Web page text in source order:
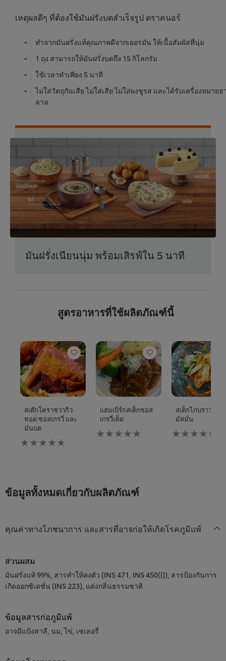
เหตุผลดีๆ ที่ต้องใช้มันฝรั่งบดสำเร็จรูป ตราคนอร์
ทำจากมันฝรั่งแท้คุณภาพดีจากเยอรมัน ให้เนื้อสัมผัสที่นุ่ม
1 ถุง สามารถให้มันฝรั่งบดถึง 15 กิโลกรัม
ใช้เวลาทำเพียง 5 นาที
ไม่ใส่วัตถุกันเสีย ไม่ใส่เสีย ไม่ใส่ผงชูรส และได้รับเครื่องหมายฮ
ลาล
มันฝรั่งเนียนนุ่ม พร้อมเสิรฟ์ใน 5 นาที
สูตรอาหารที่ใช้ผลิตภัณฑ์นี้
สเต๊กโคราชวากิว
ทอด ซอสเกรวี่ และ
มันบด
ไม่มี
การ
recipe
นี้
แฮมเบิร์กสเต็กซอส
เกรวี่เห็ด
ไม่มี
การ
สเต็กไก่บราวน์ซ
มัสมั่น
ไม่มี
การ
ข้อมูลทั้งหมดเกี่ยวกับผลิตภัณฑ์
คุณค่าทางโภชนาการ และสารที่อาจก่อให้เกิดโรคภูมิแพ้
ส่วนผสม
มันฝรั่งแท้ 99%, สารทำให้คงตัว (INS 471, INS 450(i)), สารป้องกันการ
เกิดออกซิเดชั่น (INS 223), แต่งกลิ่นธรรมชาติ
ข้อมูลสารก่อภูมิแพ้
อาจมีแป้งสาลี, นม, ไข่, เซเลอรี่